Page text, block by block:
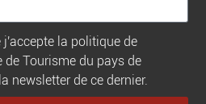
j'accepte la politique de
Tourisme du pays de
newsletter de ce dernier.